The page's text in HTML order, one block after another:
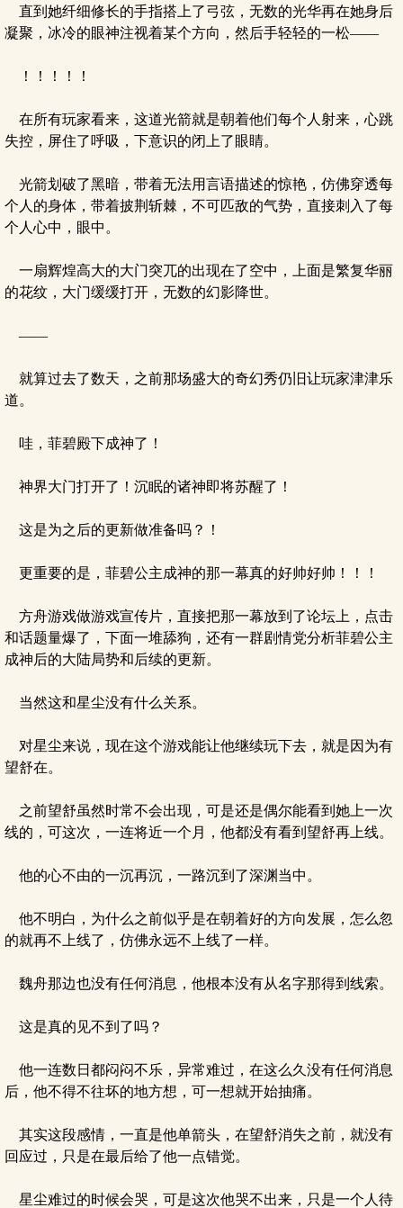
直到她纤细修长的手指搭上了弓弦，无数的光华再在她身后
凝聚，冰冷的眼神注视着某个方向，然后手轻轻的一松——
！！！！！
在所有玩家看来，这道光箭就是朝着他们每个人射来，心跳
失控，屏住了呼吸，下意识的闭上了眼睛。
光箭划破了黑暗，带着无法用言语描述的惊艳，仿佛穿透每
个人的身体，带着披荆斩棘，不可匹敌的气势，直接刺入了每
个人心中，眼中。
一扇辉煌高大的大门突兀的出现在了空中，上面是繁复华丽
的花纹，大门缓缓打开，无数的幻影降世。
——
就算过去了数天，之前那场盛大的奇幻秀仍旧让玩家津津乐
道。
哇，菲碧殿下成神了！
神界大门打开了！沉眠的诸神即将苏醒了！
这是为之后的更新做准备吗？！
更重要的是，菲碧公主成神的那一幕真的好帅好帅！！！
方舟游戏做游戏宣传片，直接把那一幕放到了论坛上，点击
和话题量爆了，下面一堆舔狗，还有一群剧情党分析菲碧公主
成神后的大陆局势和后续的更新。
当然这和星尘没有什么关系。
对星尘来说，现在这个游戏能让他继续玩下去，就是因为有
望舒在。
之前望舒虽然时常不会出现，可是还是偶尔能看到她上一次
线的，可这次，一连将近一个月，他都没有看到望舒再上线。
他的心不由的一沉再沉，一路沉到了深渊当中。
他不明白，为什么之前似乎是在朝着好的方向发展，怎么忽
的就再不上线了，仿佛永远不上线了一样。
魏舟那边也没有任何消息，他根本没有从名字那得到线索。
这是真的见不到了吗？
他一连数日都闷闷不乐，异常难过，在这么久没有任何消息
后，他不得不往坏的地方想，可一想就开始抽痛。
其实这段感情，一直是他单箭头，在望舒消失之前，就没有
回应过，只是在最后给了他一点错觉。
星尘难过的时候会哭，可是这次他哭不出来，只是一个人待